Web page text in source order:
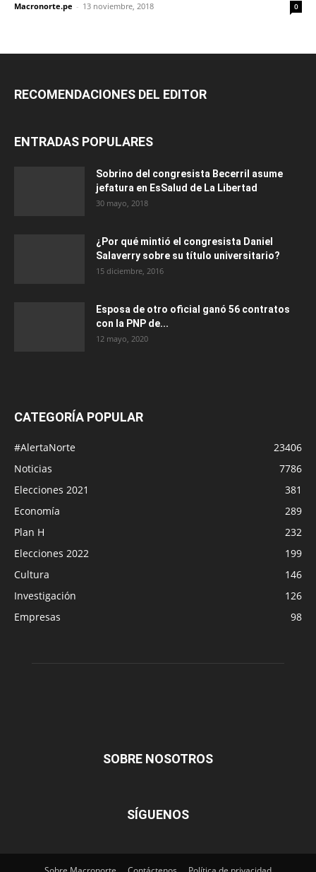
Macronorte.pe - 13 noviembre, 2018 0
RECOMENDACIONES DEL EDITOR
ENTRADAS POPULARES
Sobrino del congresista Becerril asume
jefatura en EsSalud de La Libertad
30 mayo, 2018
¿Por qué mintió el congresista Daniel
Salaverry sobre su título universitario?
15 diciembre, 2016
Esposa de otro oficial ganó 56 contratos
con la PNP de...
12 mayo, 2020
CATEGORÍA POPULAR
#AlertaNorte
23406
Noticias
7786
Elecciones 2021
381
Economía
289
Plan H
232
Elecciones 2022
199
Cultura
146
Investigación
126
Empresas
98
SOBRE NOSOTROS
SÍGUENOS